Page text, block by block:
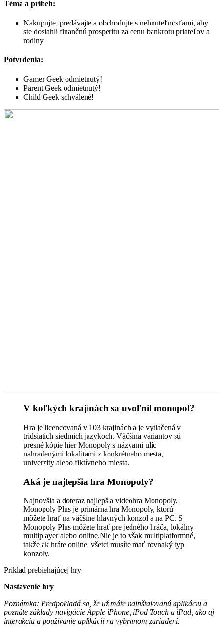
Téma a príbeh:
Nakupujte, predávajte a obchodujte s nehnuteľnosťami, aby
ste dosiahli finančnú prosperitu za cenu bankrotu priateľov a
rodiny
Potvrdenia:
Gamer Geek odmietnutý!
Parent Geek odmietnutý!
Child Geek schválené!
V koľkých krajinách sa uvoľnil monopol?
Hra je licencovaná v 103 krajinách a je vytlačená v
tridsiatich siedmich jazykoch. Väčšina variantov sú
presné kópie hier Monopoly s názvami ulíc
nahradenými lokalitami z konkrétneho mesta,
univerzity alebo fiktívneho miesta.
Aká je najlepšia hra Monopoly?
Najnovšia a doteraz najlepšia videohra Monopoly,
Monopoly Plus je primárna hra Monopoly, ktorú
môžete hrať na väčšine hlavných konzol a na PC. S
Monopoly Plus môžete hrať pre jedného hráča, lokálny
multiplayer alebo online.Nie je to však multiplatformné,
takže ak hráte online, všetci musíte mať rovnaký typ
konzoly.
Príklad prebiehajúcej hry
Nastavenie hry
Poznámka: Predpokladá sa, že už máte nainštalovanú aplikáciu a
poznáte základy navigácie Apple iPhone, iPod Touch a iPad, ako aj
interakciu a používanie aplikácií na vybranom zariadení.